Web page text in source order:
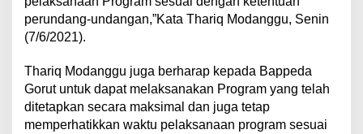
perundang-undangan,”Kata Thariq Modanggu, Senin
(7/6/2021).
Thariq Modanggu juga berharap kepada Bappeda
Gorut untuk dapat melaksanakan Program yang telah
ditetapkan secara maksimal dan juga tetap
memperhatikkan waktu pelaksanaan program sesuai